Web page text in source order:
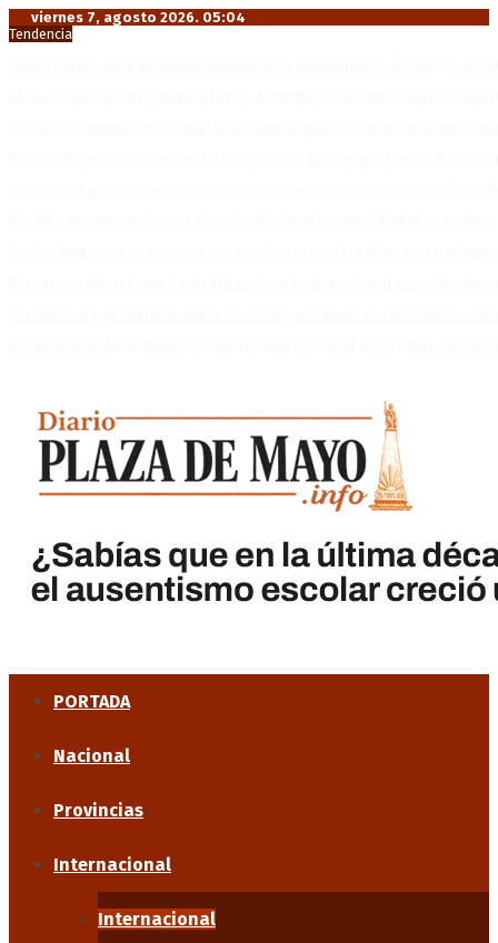
viernes 7, agosto 2026. 05:04
Tendencia
PORTADA
Nacional
Provincias
Internacional
Internacional